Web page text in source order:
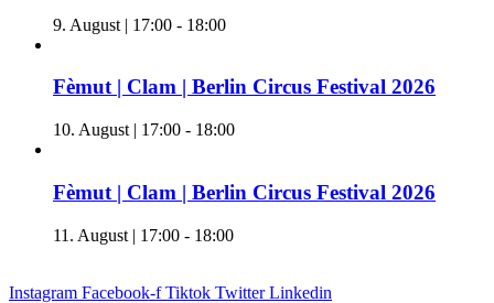
9. August | 17:00 - 18:00
Fèmut | Clam | Berlin Circus Festival 2026
10. August | 17:00 - 18:00
Fèmut | Clam | Berlin Circus Festival 2026
11. August | 17:00 - 18:00
Instagram Facebook-f Tiktok Twitter Linkedin